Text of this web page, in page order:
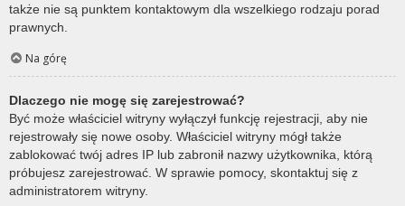
także nie są punktem kontaktowym dla wszelkiego rodzaju porad
prawnych.
Na górę
Dlaczego nie mogę się zarejestrować?
Być może właściciel witryny wyłączył funkcję rejestracji, aby nie
rejestrowały się nowe osoby. Właściciel witryny mógł także
zablokować twój adres IP lub zabronił nazwy użytkownika, którą
próbujesz zarejestrować. W sprawie pomocy, skontaktuj się z
administratorem witryny.